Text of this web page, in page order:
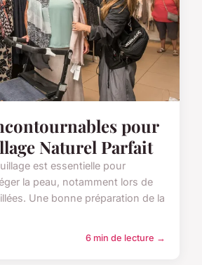
pour
Naturel Parfait
est essentielle pour
la peau, notamment lors de
Une bonne préparation de la
6 min de lecture →